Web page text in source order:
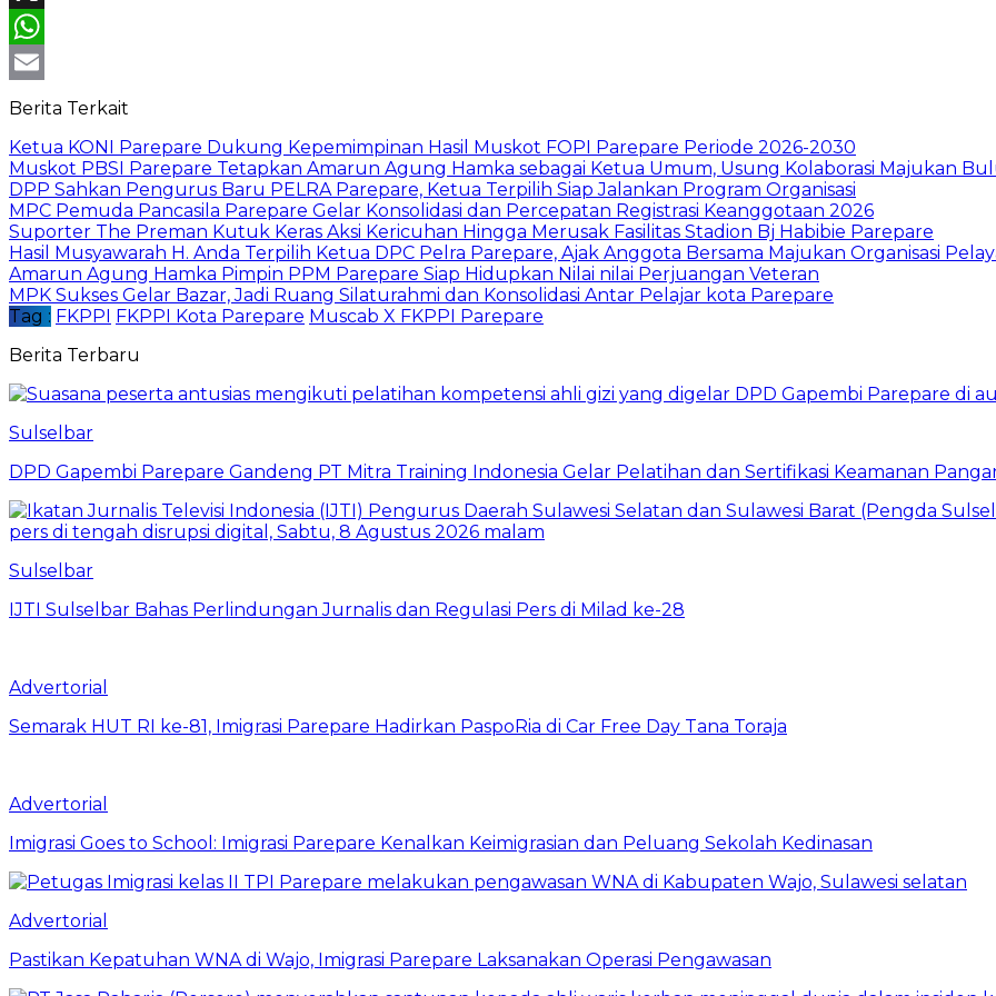
X
WhatsApp
Email
Berita Terkait
Ketua KONI Parepare Dukung Kepemimpinan Hasil Muskot FOPI Parepare Periode 2026-2030
Muskot PBSI Parepare Tetapkan Amarun Agung Hamka sebagai Ketua Umum, Usung Kolaborasi Majukan
DPP Sahkan Pengurus Baru PELRA Parepare, Ketua Terpilih Siap Jalankan Program Organisasi
MPC Pemuda Pancasila Parepare Gelar Konsolidasi dan Percepatan Registrasi Keanggotaan 2026
Suporter The Preman Kutuk Keras Aksi Kericuhan Hingga Merusak Fasilitas Stadion Bj Habibie Parepare
Hasil Musyawarah H. Anda Terpilih Ketua DPC Pelra Parepare, Ajak Anggota Bersama Majukan Organisasi
Amarun Agung Hamka Pimpin PPM Parepare Siap Hidupkan Nilai nilai Perjuangan Veteran
MPK Sukses Gelar Bazar, Jadi Ruang Silaturahmi dan Konsolidasi Antar Pelajar kota Parepare
Tag : FKPPI FKPPI Kota Parepare Muscab X FKPPI Parepare
Berita Terbaru
Sulselbar
DPD Gapembi Parepare Gandeng PT Mitra Training Indonesia Gelar Pelatihan dan Sertifikasi Keamanan
Sulselbar
IJTI Sulselbar Bahas Perlindungan Jurnalis dan Regulasi Pers di Milad ke-28
Advertorial
Semarak HUT RI ke-81, Imigrasi Parepare Hadirkan PaspoRia di Car Free Day Tana Toraja
Advertorial
Imigrasi Goes to School: Imigrasi Parepare Kenalkan Keimigrasian dan Peluang Sekolah Kedinasan
Advertorial
Pastikan Kepatuhan WNA di Wajo, Imigrasi Parepare Laksanakan Operasi Pengawasan